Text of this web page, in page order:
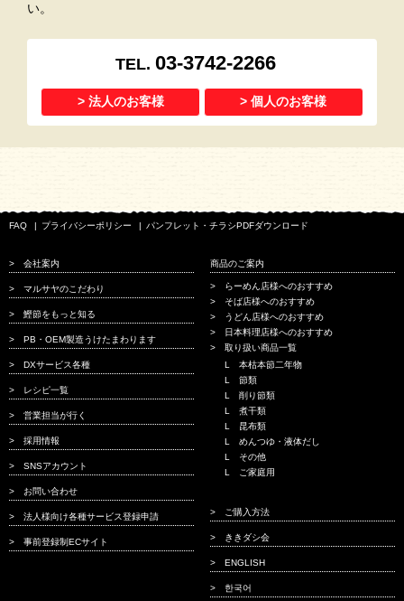
い。
TEL. 03-3742-2266
法人のお客様 個人のお客様
FAQ プライバシーポリシー パンフレット・チラシPDFダウンロード
会社案内
マルサヤのこだわり
鰹節をもっと知る
PB・OEM製造うけたまわります
DXサービス各種
レシピ一覧
営業担当が行く
採用情報
SNSアカウント
お問い合わせ
法人様向け各種サービス登録申請
事前登録制ECサイト
商品のご案内
らーめん店様へのおすすめ
そば店様へのおすすめ
うどん店様へのおすすめ
日本料理店様へのおすすめ
取り扱い商品一覧
本枯本節二年物
節類
削り節類
煮干類
昆布類
めんつゆ・液体だし
その他
ご家庭用
ご購入方法
ききダシ会
ENGLISH
한국어